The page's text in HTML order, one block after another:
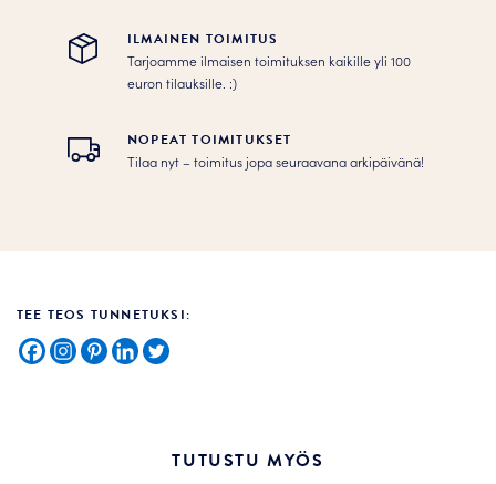
ILMAINEN TOIMITUS
Tarjoamme ilmaisen toimituksen kaikille yli 100
euron tilauksille. :­­)
NOPEAT TOIMITUKSET
Tilaa nyt – toimitus jopa seuraavana arkipäivänä!
TEE TEOS TUNNETUKSI:
TUTUSTU MYÖS